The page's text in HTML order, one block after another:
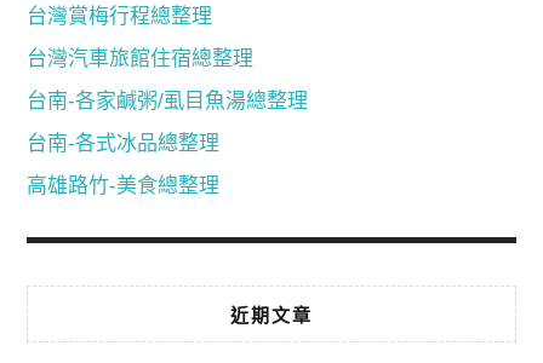
台灣賞梅行程總整理
台灣汽車旅館住宿總整理
台南-各家鹹粥/虱目魚湯總整理
台南-各式冰品總整理
高雄路竹-美食總整理
近期文章